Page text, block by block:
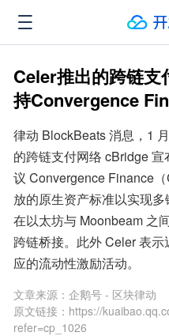
Celer推出的跨链
持Convergence
律动 BlockBeats 消息，1
的跨链支付网络 cBridge
议 Convergence Finance
放的原生资产标准以实现
在以太坊与 Moonbeam 之
跨链桥接。此外 Celer 表
应的流动性激励活动。
文章来源： 企鹅号 - 区块律动
原文链接： https://
refer=cp_1026